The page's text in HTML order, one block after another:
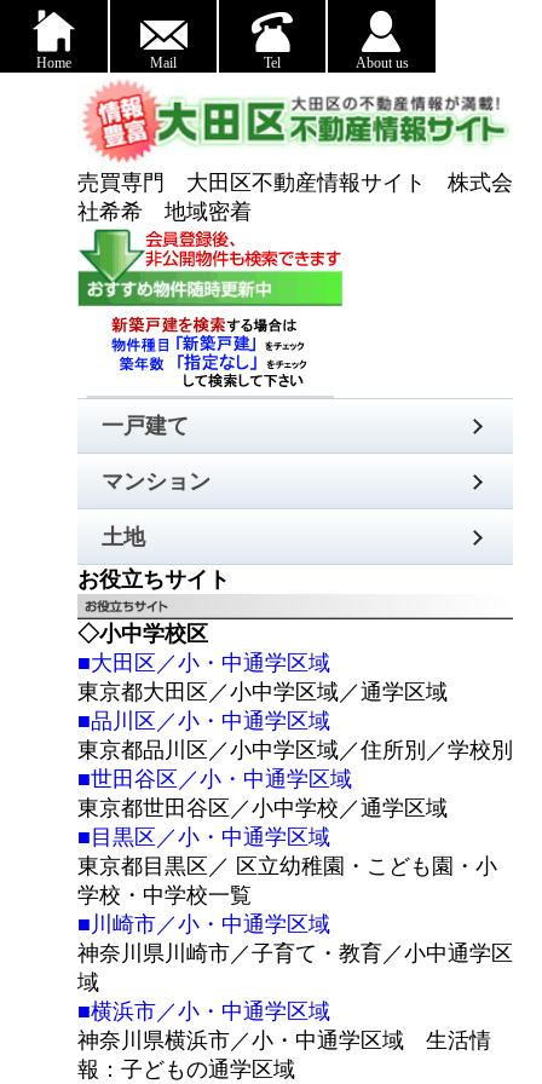
Home Mail Tel About us
売買専門 大田区不動産情報サイト 株式会
社希希 地域密着
一戸建て
マンション
土地
お役立ちサイト
◇小中学校区
■大田区／小・中通学区域
東京都大田区／小中学区域／通学区域
■品川区／小・中通学区域
東京都品川区／小中学区域／住所別／学校別
■世田谷区／小・中通学区域
東京都世田谷区／小中学校／通学区域
■目黒区／小・中通学区域
東京都目黒区／ 区立幼稚園・こども園・小
学校・中学校一覧
■川崎市／小・中通学区域
神奈川県川崎市／子育て・教育／小中通学区
域
■横浜市／小・中通学区域
神奈川県横浜市／小・中通学区域 生活情
報：子どもの通学区域